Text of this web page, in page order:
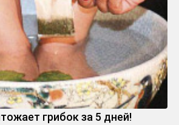
грибок за 5 дней!